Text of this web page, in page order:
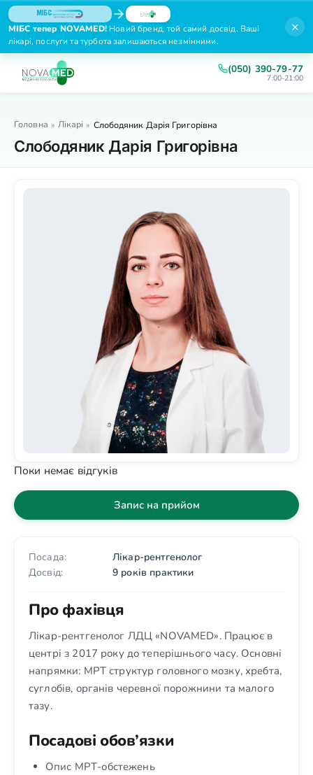
МІБС тепер NOVAMED!Новий бренд, той самий досвід. Ваші
лікарі, послуги та турбота залишаються незмінними.
×
(050) 390-79-77
7:00-21:00
Головна » Лікарі » Слободяник Дарія Григорівна
Слободяник Дарія Григорівна
Поки немає відгуків
Запис на прийом
Посада:
Лікар-рентгенолог
Досвід:
9 років практики
Про фахівця
Лікар-рентгенолог ЛДЦ «NOVAMED». Працює в
центрі з 2017 року до теперішнього часу. Основні
напрямки: МРТ структур головного мозку, хребта,
суглобів, органів черевної порожнини та малого
тазу.
Посадові обов’язки
Опис МРТ-обстежень